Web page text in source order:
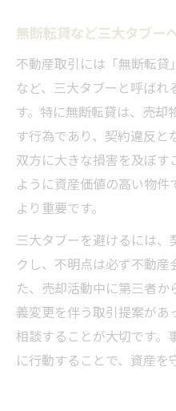
無断転貸など三大タブー
不動産取引には「無断転貸
など、三大タブーと呼ばれ
す。特に無断転貸は、売却
す行為であり、契約違反
双方に大きな損害を及ぼす
ように資産価値の高い物
より重要です。
三大タブーを避けるには、
クし、不明点は必ず不動
た、売却活動中に第三者
義変更を伴う取引提案が
相談することが大切です。
に行動することで、資産を